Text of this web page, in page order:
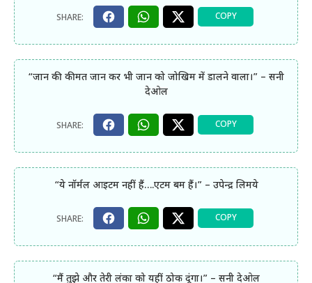
“जान की कीमत जान कर भी जान को जोखिम में डालने वाला।” – सनी
देओल
“ये नॉर्मल आइटम नहीं हैं….एटम बम हैं।” – उपेन्द्र लिमये
“मैं तुझे और तेरी लंका को यहीं ठोक दूंगा।” – सनी देओल